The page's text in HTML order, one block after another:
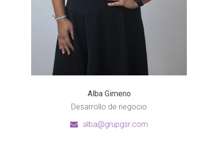
Alba Gimeno
Desarrollo de negocio
alba@grupgsr.com